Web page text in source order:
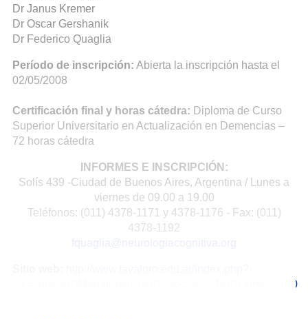
Dr Janus Kremer
Dr Oscar Gershanik
Dr Federico Quaglia
Período de inscripción: Abierta la inscripción hasta el
02/05/2008
Certificación final y horas cátedra: Diploma de Curso
Superior Universitario en Actualización en Demencias –
72 horas cátedra
INFORMES E INSCRIPCIÓN:
Solís 439 -Ciudad de Buenos Aires, Argentina / Lunes a
viernes de 09.00 a 19.00
Teléfonos: (011) 4378-1171 y 4378-1176 - Fax: (011)
4378-1192
inc=curso&IDModalidad=1&IDSeccion=14&IDCursos=100